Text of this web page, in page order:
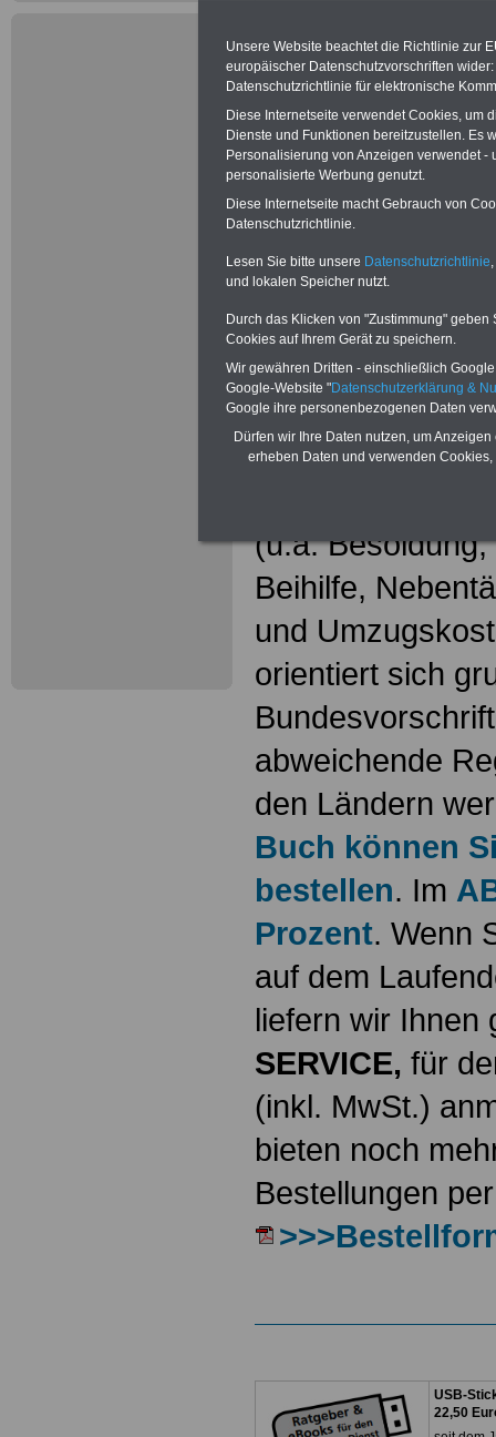
abschließen!
Neu
Beamte
Das beliebte
und Beamte"
(u.a.
Beihilfe,
und
orientiert sich
abweichende
den Ländern
Buch können
bestellen. Im
Prozent. Wenn
auf dem
liefern wir
SERVICE, für
(inkl. MwSt.)
bieten noch
Bestellungen
USB-
22,50
Unsere Website beachtet die Richtlinie zur
europäischer Datenschutzvorschriften
Datenschutzrichtlinie für elektronische
Diese Internetseite verwendet Cookies, um
Dienste und Funktionen bereitzustellen. Es
Personalisierung von Anzeigen verwendet
personalisierte Werbung genutzt.
Diese Internetseite macht Gebrauch von
Datenschutzrichtlinie.
Lesen Sie bitte unsere Datenschutzrichtlinie
und lokalen Speicher nutzt.
Durch das Klicken von "Zustimmung"
Cookies auf Ihrem Gerät zu speichern.
Wir gewähren Dritten - einschließlich
Google-Website "Datenschutzerklärung &
Google ihre personenbezogenen Daten
Dürfen wir Ihre Daten nutzen, um
erheben Daten und verwenden